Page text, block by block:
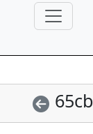
65cb